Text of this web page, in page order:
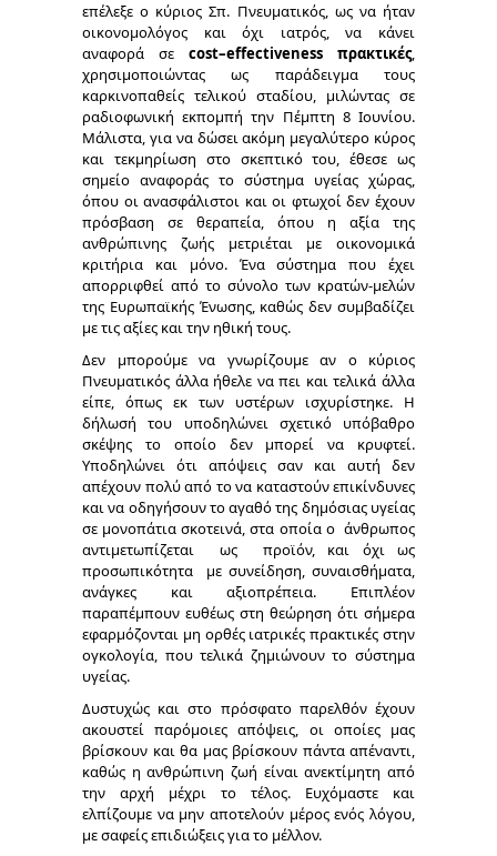
επέλεξε ο κύριος Σπ. Πνευματικός, ως να ήταν
οικονομολόγος και όχι ιατρός, να κάνει
αναφορά σε cost–effectiveness πρακτικές,
χρησιμοποιώντας ως παράδειγμα τους
καρκινοπαθείς τελικού σταδίου, μιλώντας σε
ραδιοφωνική εκπομπή την Πέμπτη 8 Ιουνίου.
Μάλιστα, για να δώσει ακόμη μεγαλύτερο κύρος
και τεκμηρίωση στο σκεπτικό του, έθεσε ως
σημείο αναφοράς το σύστημα υγείας χώρας,
όπου οι ανασφάλιστοι και οι φτωχοί δεν έχουν
πρόσβαση σε θεραπεία, όπου η αξία της
ανθρώπινης ζωής μετριέται με οικονομικά
κριτήρια και μόνο. Ένα σύστημα που έχει
απορριφθεί από το σύνολο των κρατών-μελών
της Ευρωπαϊκής Ένωσης, καθώς δεν συμβαδίζει
με τις αξίες και την ηθική τους.
Δεν μπορούμε να γνωρίζουμε αν ο κύριος
Πνευματικός άλλα ήθελε να πει και τελικά άλλα
είπε, όπως εκ των υστέρων ισχυρίστηκε. Η
δήλωσή του υποδηλώνει σχετικό υπόβαθρο
σκέψης το οποίο δεν μπορεί να κρυφτεί.
Υποδηλώνει ότι απόψεις σαν και αυτή δεν
απέχουν πολύ από το να καταστούν επικίνδυνες
και να οδηγήσουν το αγαθό της δημόσιας υγείας
σε μονοπάτια σκοτεινά, στα οποία o άνθρωπος
αντιμετωπίζεται ως προϊόν, και όχι ως
προσωπικότητα με συνείδηση, συναισθήματα,
ανάγκες και αξιοπρέπεια. Επιπλέον
παραπέμπουν ευθέως στη θεώρηση ότι σήμερα
εφαρμόζονται μη ορθές ιατρικές πρακτικές στην
ογκολογία, που τελικά ζημιώνουν το σύστημα
υγείας.
Δυστυχώς και στο πρόσφατο παρελθόν έχουν
ακουστεί παρόμοιες απόψεις, οι οποίες μας
βρίσκουν και θα μας βρίσκουν πάντα απέναντι,
καθώς η ανθρώπινη ζωή είναι ανεκτίμητη από
την αρχή μέχρι το τέλος. Ευχόμαστε και
ελπίζουμε να μην αποτελούν μέρος ενός λόγου,
με σαφείς επιδιώξεις για το μέλλον.